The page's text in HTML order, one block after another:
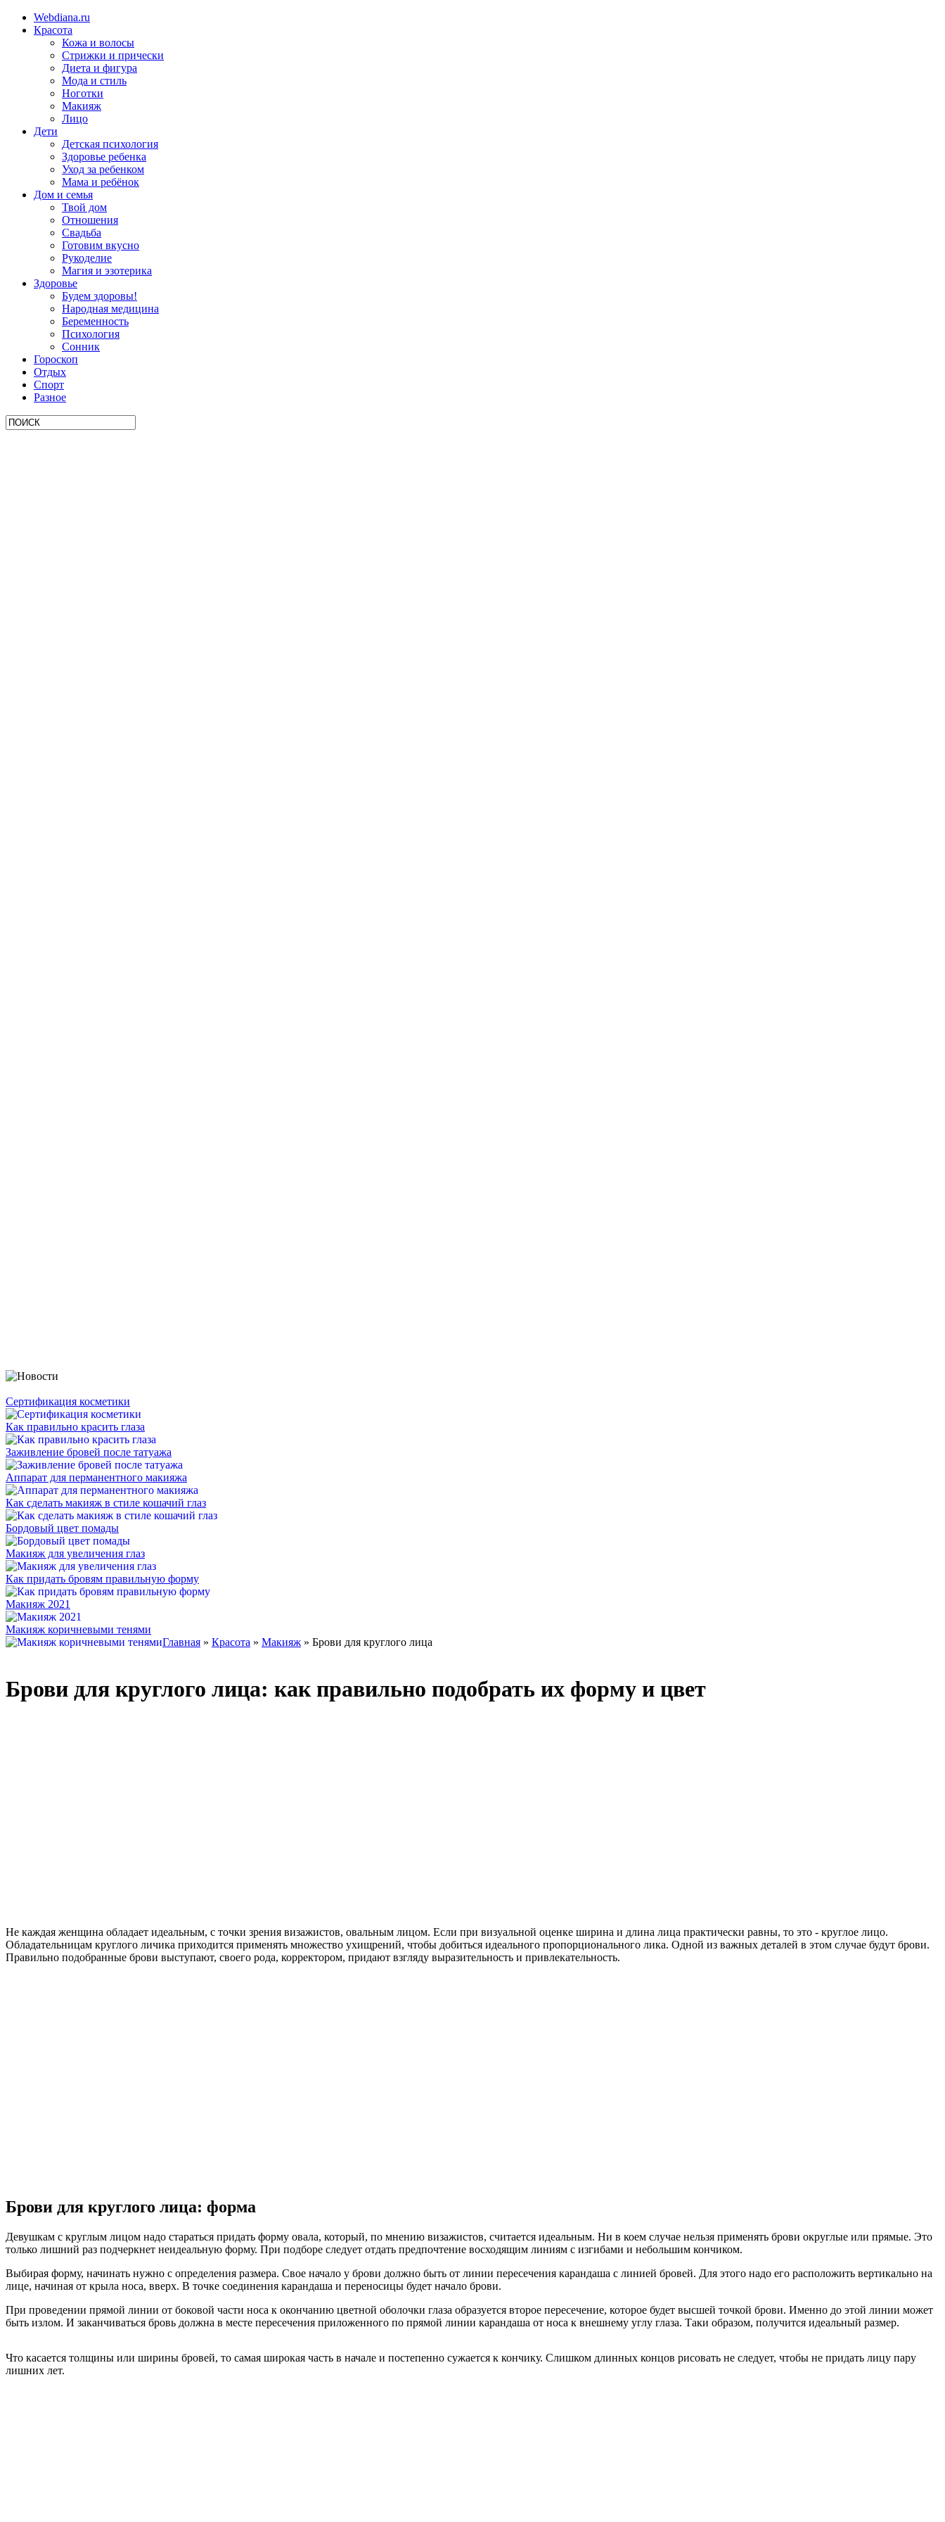
Webdiana.ru
Красота
Кожа и волосы
Стрижки и прически
Диета и фигура
Мода и стиль
Ноготки
Макияж
Лицо
Дети
Детская психология
Здоровье ребенка
Уход за ребенком
Мама и ребёнок
Дом и семья
Твой дом
Отношения
Свадьба
Готовим вкусно
Рукоделие
Магия и эзотерика
Здоровье
Будем здоровы!
Народная медицина
Беременность
Психология
Сонник
Гороскоп
Отдых
Спорт
Разное
Сертификация косметики
Как правильно красить глаза
Заживление бровей после татуажа
Аппарат для перманентного макияжа
Как сделать макияж в стиле кошачий глаз
Бордовый цвет помады
Макияж для увеличения глаз
Как придать бровям правильную форму
Макияж 2021
Макияж коричневыми тенями
Главная » Красота » Макияж » Брови для круглого лица
Брови для круглого лица: как правильно подобрать их форму и цвет
Не каждая женщина обладает идеальным, с точки зрения визажистов, овальным лицом. Если при визуальной оценке ширина и длина лица практически равны, то это - круглое лицо.
Обладательницам круглого личика приходится применять множество ухищрений, чтобы добиться идеального пропорционального лика. Одной из важных деталей в этом случае будут брови.
Правильно подобранные брови выступают, своего рода, корректором, придают взгляду выразительность и привлекательность.
Брови для круглого лица: форма
Девушкам с круглым лицом надо стараться придать форму овала, который, по мнению визажистов, считается идеальным. Ни в коем случае нельзя применять брови округлые или прямые. Это
только лишний раз подчеркнет неидеальную форму. При подборе следует отдать предпочтение восходящим линиям с изгибами и небольшим кончиком.
Выбирая форму, начинать нужно с определения размера. Свое начало у брови должно быть от линии пересечения карандаша с линией бровей. Для этого надо его расположить вертикально на
лице, начиная от крыла носа, вверх. В точке соединения карандаша и переносицы будет начало брови.
При проведении прямой линии от боковой части носа к окончанию цветной оболочки глаза образуется второе пересечение, которое будет высшей точкой брови. Именно до этой линии может
быть излом. И заканчиваться бровь должна в месте пересечения приложенного по прямой линии карандаша от носа к внешнему углу глаза. Таки образом, получится идеальный размер.
Что касается толщины или ширины бровей, то самая широкая часть в начале и постепенно сужается к кончику. Слишком длинных концов рисовать не следует, чтобы не придать лицу пару
лишних лет.